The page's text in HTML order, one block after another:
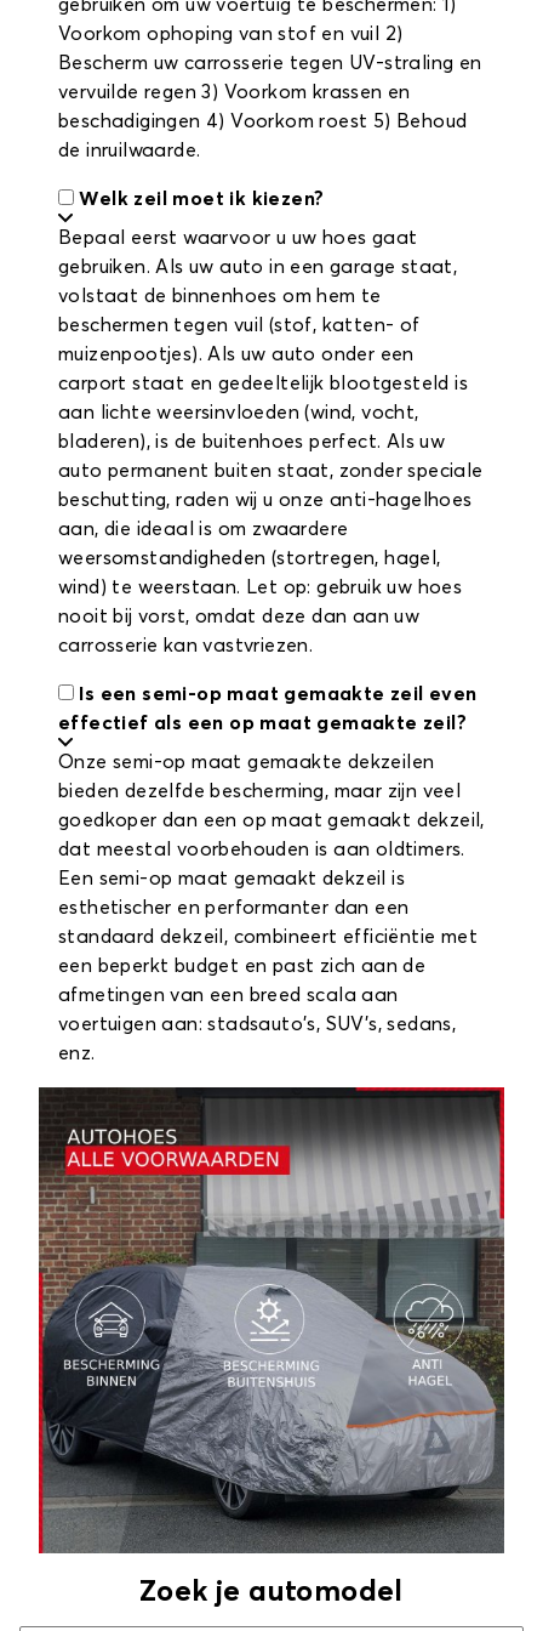
gebruiken om uw voertuig te beschermen: 1)
Voorkom ophoping van stof en vuil 2)
Bescherm uw carrosserie tegen UV-straling en
vervuilde regen 3) Voorkom krassen en
beschadigingen 4) Voorkom roest 5) Behoud
de inruilwaarde.
Welk zeil moet ik kiezen?
Bepaal eerst waarvoor u uw hoes gaat
gebruiken. Als uw auto in een garage staat,
volstaat de binnenhoes om hem te
beschermen tegen vuil (stof, katten- of
muizenpootjes). Als uw auto onder een
carport staat en gedeeltelijk blootgesteld is
aan lichte weersinvloeden (wind, vocht,
bladeren), is de buitenhoes perfect. Als uw
auto permanent buiten staat, zonder speciale
beschutting, raden wij u onze anti-hagelhoes
aan, die ideaal is om zwaardere
weersomstandigheden (stortregen, hagel,
wind) te weerstaan. Let op: gebruik uw hoes
nooit bij vorst, omdat deze dan aan uw
carrosserie kan vastvriezen.
Is een semi-op maat gemaakte zeil even
effectief als een op maat gemaakte zeil?
Onze semi-op maat gemaakte dekzeilen
bieden dezelfde bescherming, maar zijn veel
goedkoper dan een op maat gemaakt dekzeil,
dat meestal voorbehouden is aan oldtimers.
Een semi-op maat gemaakt dekzeil is
esthetischer en performanter dan een
standaard dekzeil, combineert efficiëntie met
een beperkt budget en past zich aan de
afmetingen van een breed scala aan
voertuigen aan: stadsauto's, SUV's, sedans,
enz.
Zoek je automodel